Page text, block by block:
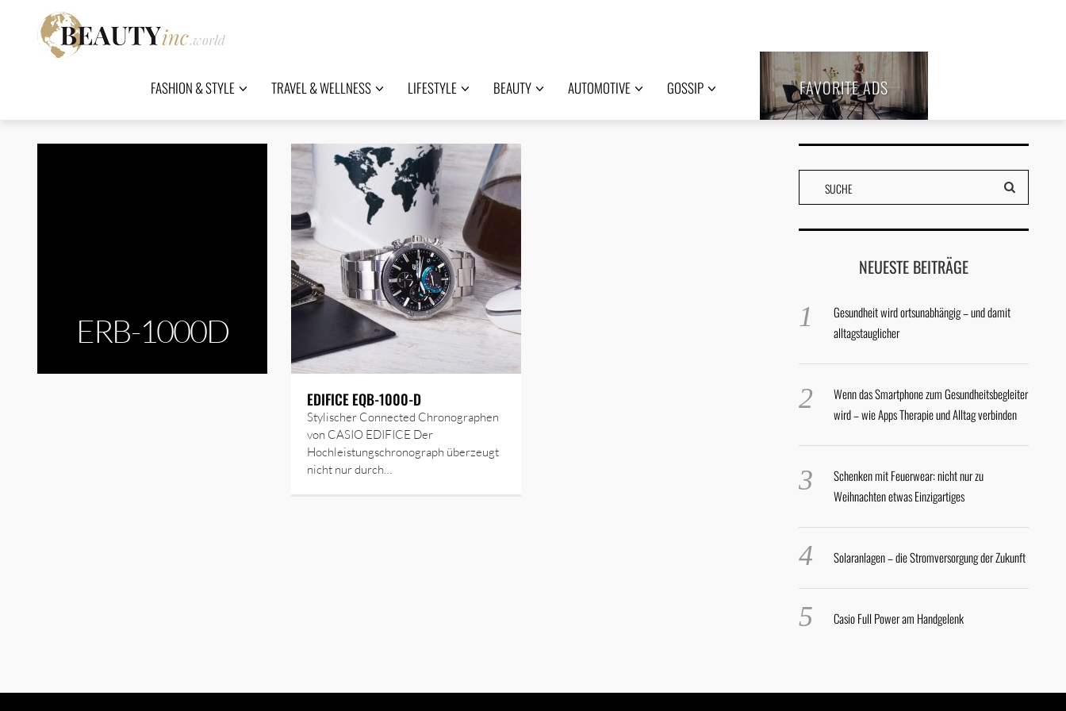
FASHION & STYLE TRAVEL & WELLNESS LIFESTYLE BEAUTY AUTOMOTIVE GOSSIP FAVORITE ADS
ERB-1000D
EDIFICE EQB-1000-D
Stylischer Connected Chronographen
von CASIO EDIFICE Der
Hochleistungschronograph überzeugt
nicht nur durch…
NEUESTE BEITRÄGE
Gesundheit wird ortsunabhängig – und damit
alltagstauglicher
Wenn das Smartphone zum Gesundheitsbegleiter
wird – wie Apps Therapie und Alltag verbinden
Schenken mit Feuerwear: nicht nur zu
Weihnachten etwas Einzigartiges
Solaranlagen – die Stromversorgung der Zukunft
Casio Full Power am Handgelenk